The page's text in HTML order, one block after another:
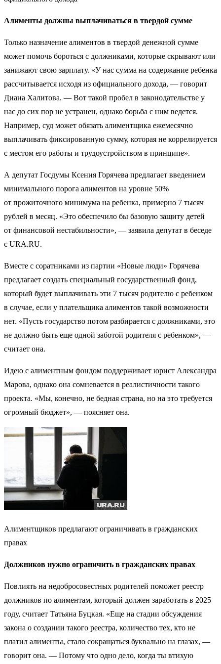
Алименты должны выплачиваться в твердой сумме
Только назначение алиментов в твердой денежной сумме
может помочь бороться с должниками, которые скрывают или
занижают свою зарплату. «У нас сумма на содержание ребенка
рассчитывается исходя из официального дохода, — говорит
Диана Халитова. — Вот такой пробел в законодательстве у
нас до сих пор не устранен, однако борьба с ним ведется.
Например, суд может обязать алиментщика ежемесячно
выплачивать фиксированную сумму, которая не коррелируется
с местом его работы и трудоустройством в принципе».
А депутат Госдумы Ксения Горячева предлагает введением
минимального порога алиментов на уровне 50%
от прожиточного минимума на ребенка, примерно 7 тысяч
рублей в месяц. «Это обеспечило бы базовую защиту детей
от финансовой нестабильности», — заявила депутат в беседе
с URA.RU.
Вместе с соратниками из партии «Новые люди» Горячева
предлагает создать специальный государственный фонд,
который будет выплачивать эти 7 тысяч родителю с ребенком
в случае, если у плательщика алиментов такой возможности
нет. «Пусть государство потом разбирается с должниками, это
не должно быть еще одной заботой родителя с ребенком», —
считает она.
Идею с алиментным фондом поддерживает юрист Александра
Марова, однако она сомневается в реалистичности такого
проекта. «Мы, конечно, не бедная страна, но на это требуется
огромный бюджет», — поясняет она.
Алиментщиков предлагают ограничивать в гражданских
правах
Должников нужно ограничить в гражданских правах
Повлиять на недобросовестных родителей поможет реестр
должников по алиментам, который должен заработать в 2025
году, считает Татьяна Буцкая. «Еще на стадии обсуждения
закона о создании такого реестра, количество тех, кто не
платил алименты, стало сокращаться буквально на глазах, —
говорит она. — Потому что одно дело, когда ты втихую